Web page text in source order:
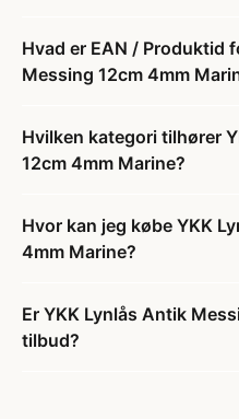
Hvad er EAN / Produktid
Messing 12cm 4mm
Hvilken kategori tilhører
12cm 4mm Marine?
Hvor kan jeg købe YKK
4mm Marine?
Er YKK Lynlås Antik
tilbud?